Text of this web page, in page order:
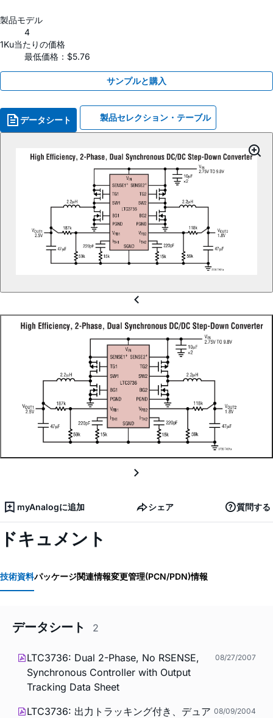
製品モデル
4
1Ku当たりの価格
最低価格：$5.76
サンプルと購入
データシート 製品セレクション・テーブル
myAnalogに追加 シェア 質問する
ドキュメント
技術資料パッケージ関連情報変更管理(PCN/PDN)情報
データシート 2
LTC3736: Dual 2-Phase, No RSENSE,
Synchronous Controller with Output
Tracking Data Sheet
08/27/2007
LTC3736: 出力トラッキング付き、デュア 08/09/2004